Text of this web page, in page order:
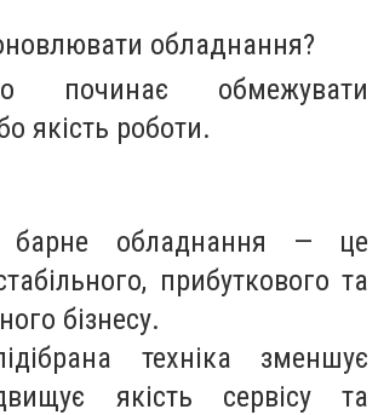
обладнання?
починає обмежувати
якість роботи.
барне обладнання — це
прибуткового та
бізнесу.
техніка зменшує
якість сервісу та